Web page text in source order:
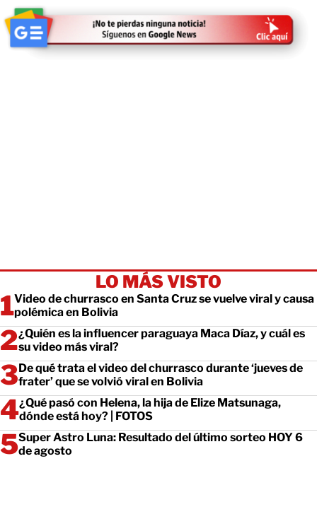
LO MÁS VISTO
Video de churrasco en Santa Cruz se vuelve viral y causa
polémica en Bolivia
¿Quién es la influencer paraguaya Maca Díaz, y cuál es
su video más viral?
De qué trata el video del churrasco durante ‘jueves de
frater’ que se volvió viral en Bolivia
¿Qué pasó con Helena, la hija de Elize Matsunaga,
dónde está hoy? | FOTOS
Super Astro Luna: Resultado del último sorteo HOY 6
de agosto